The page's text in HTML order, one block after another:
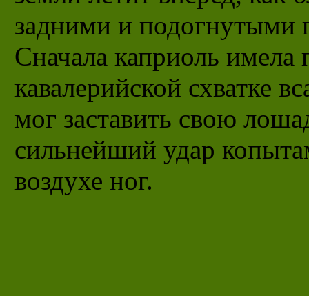
задними и подогнутыми
Сначала каприоль имела
кавалерийской схватке
мог заставить свою
сильнейший удар
воздухе ног.